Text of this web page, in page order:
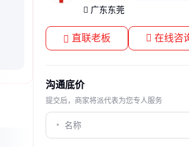
广东东莞
直联老板 在线咨
沟通底价
提交后，商家将派代表为您专人服务